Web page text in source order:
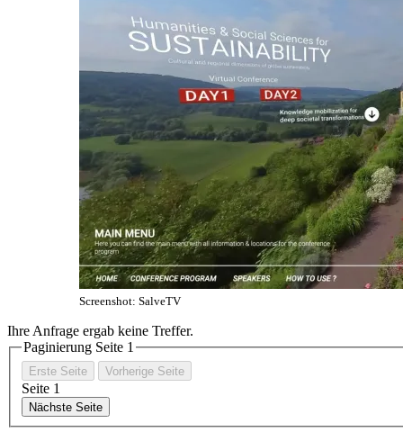
Screenshot: SalveTV
Ihre Anfrage ergab keine Treffer.
Paginierung Seite 1
Erste Seite Vorherige Seite
Seite 1
Nächste Seite